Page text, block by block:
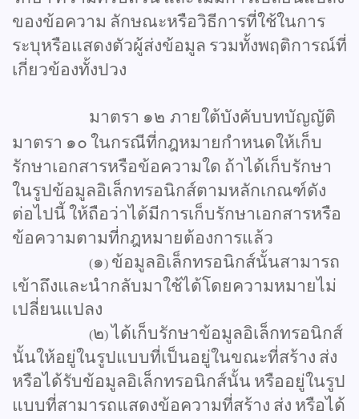
ของข้อความ ลักษณะหรือวิธีการที่ใช้ในการ
ระบุหรือแสดงตัวผู้ส่งข้อมูล รวมทั้งพฤติการณ์ที่
เกี่ยวข้องทั้งปวง
มาตรา ๑๒ ภายใต้บังคับบทบัญญัติ
มาตรา ๑๐ ในกรณีที่กฎหมายกำหนดให้เก็บ
รักษาเอกสารหรือข้อความใด ถ้าได้เก็บรักษา
ในรูปข้อมูลอิเล็กทรอนิกส์ตามหลักเกณฑ์ดัง
ต่อไปนี้ ให้ถือว่าได้มีการเก็บรักษาเอกสารหรือ
ข้อความตามที่กฎหมายต้องการแล้ว
(๑) ข้อมูลอิเล็กทรอนิกส์นั้นสามารถ
เข้าถึงและนำกลับมาใช้ได้โดยความหมายไม่
เปลี่ยนแปลง
(๒) ได้เก็บรักษาข้อมูลอิเล็กทรอนิกส์
นั้นให้อยู่ในรูปแบบที่เป็นอยู่ในขณะที่สร้าง ส่ง
หรือได้รับข้อมูลอิเล็กทรอนิกส์นั้น หรืออยู่ในรูป
แบบที่สามารถแสดงข้อความที่สร้าง ส่ง หรือได้